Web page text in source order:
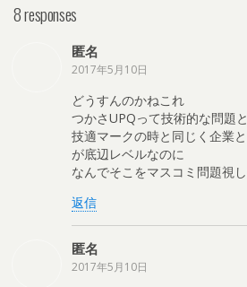
8 responses
匿名
2017年5月10日
どうすんのかねこれ
つかさUPQって技術的な問題
技適マークの時と同じく企業
が底辺レベルなのに
なんでそこをマスコミ問題視
返信
匿名
2017年5月10日